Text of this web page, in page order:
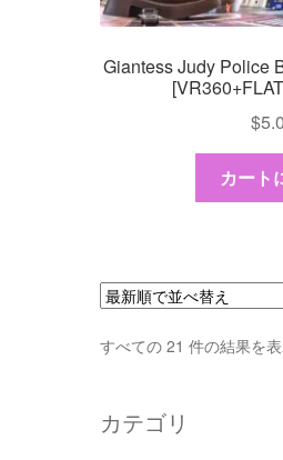
Giantess Judy Police
$
カート
すべての 21 件の結果を
カテゴリ